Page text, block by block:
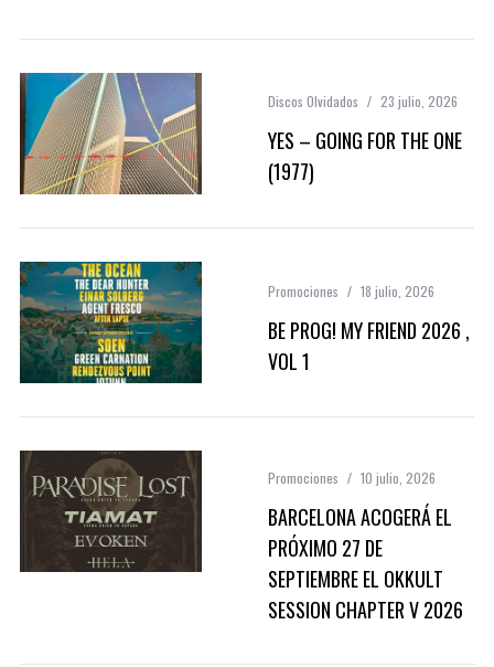
Discos Olvidados 23 julio, 2026
YES – GOING FOR THE ONE
(1977)
Promociones 18 julio, 2026
BE PROG! MY FRIEND 2026 ,
VOL 1
Promociones 10 julio, 2026
BARCELONA ACOGERÁ EL
PRÓXIMO 27 DE
SEPTIEMBRE EL OKKULT
SESSION CHAPTER V 2026